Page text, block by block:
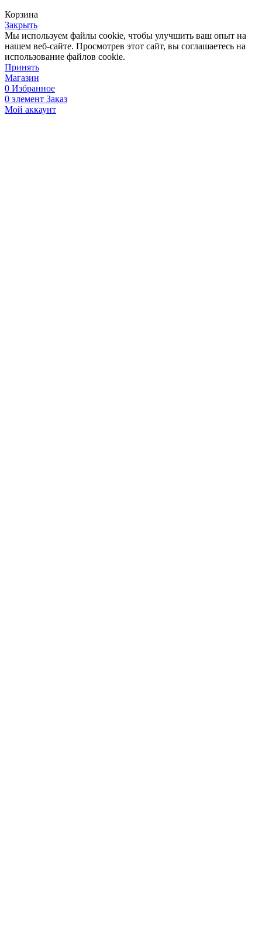
Корзина
Закрыть
Мы используем файлы cookie, чтобы улучшить ваш опыт на
нашем веб-сайте. Просмотрев этот сайт, вы соглашаетесь на
использование файлов cookie.
Принять
Магазин
0 Избранное
0 элемент Заказ
Мой аккаунт